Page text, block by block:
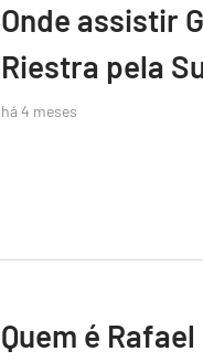
Onde assistir
Riestra pela
há 4 meses
Quem é